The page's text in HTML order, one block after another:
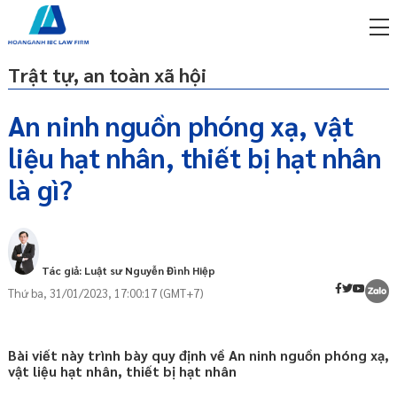
Trật tự, an toàn xã hội
An ninh nguồn phóng xạ, vật
liệu hạt nhân, thiết bị hạt nhân
là gì?
Tác giả: Luật sư Nguyễn Đình Hiệp
Thứ ba, 31/01/2023, 17:00:17 (GMT+7)
Bài viết này trình bày quy định về An ninh nguồn phóng xạ,
vật liệu hạt nhân, thiết bị hạt nhân
Biện pháp bảo đảm an ninh đối với tổ
hiểm từ trung bình trở lên và quản lý vật
liệu hạt nhân, thiết bị hạt nhân
phí qua zalo
sư trực tuyến online
ty/doanh nghiệp
gói
phí qua zalo
sư trực tuyến online
ty/doanh nghiệp
gói